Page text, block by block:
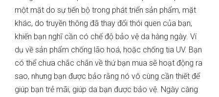
một mặt do sự tiến bộ trong phát triển sản phẩm, mặt
khác, do truyền thông đã thay đổi thói quen của bạn,
khiến bạn nghĩ cần có chế độ bảo vệ da hàng ngày. Ví
dụ về sản phẩm chống lão hoá, hoặc chống tia UV. Bạn
có thể chưa chắc chắn về thứ bạn mua sẽ hoạt động ra
sao, nhưng bạn được bảo rằng nó vô cùng cần thiết để
giúp bạn trẻ mãi, giúp da bạn được bảo vệ. Ngày càng